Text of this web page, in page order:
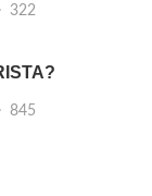
322
845